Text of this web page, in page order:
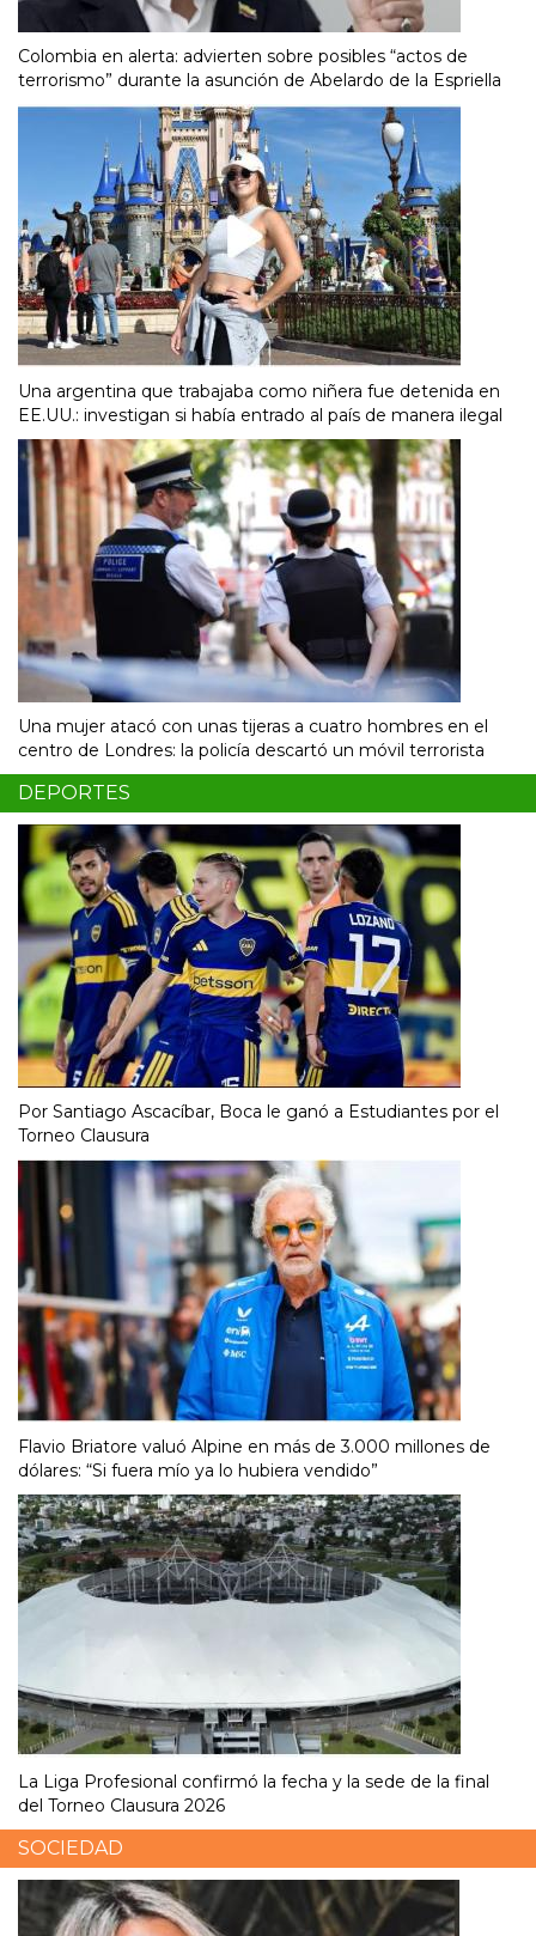
Colombia en alerta: advierten sobre posibles “actos de
terrorismo” durante la asunción de Abelardo de la Espriella
Una argentina que trabajaba como niñera fue detenida en
EE.UU.: investigan si había entrado al país de manera ilegal
Una mujer atacó con unas tijeras a cuatro hombres en el
centro de Londres: la policía descartó un móvil terrorista
DEPORTES
Por Santiago Ascacíbar, Boca le ganó a Estudiantes por el
Torneo Clausura
Flavio Briatore valuó Alpine en más de 3.000 millones de
dólares: “Si fuera mío ya lo hubiera vendido”
La Liga Profesional confirmó la fecha y la sede de la final
del Torneo Clausura 2026
SOCIEDAD